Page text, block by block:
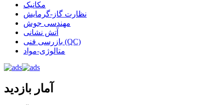
مکانیک
نظارت گاز-گرمایش
مهندسی جوش
آتش نشانی
بازرسی فنی (QC)
متالوژی-مواد
آمار بازدید